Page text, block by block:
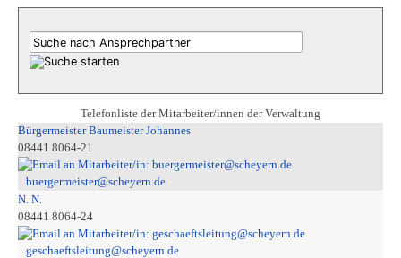
Telefonliste der Mitarbeiter/innen der Verwaltung
Bürgermeister Baumeister Johannes
08441 8064-21
buergermeister@scheyern.de
N. N.
08441 8064-24
geschaeftsleitung@scheyern.de